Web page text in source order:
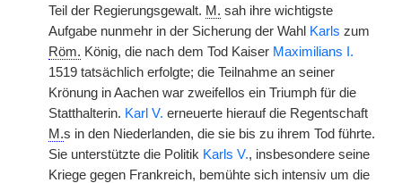
Teil der Regierungsgewalt. M. sah ihre wichtigste
Aufgabe nunmehr in der Sicherung der Wahl Karls zum
Röm. König, die nach dem Tod Kaiser Maximilians I.
1519 tatsächlich erfolgte; die Teilnahme an seiner
Krönung in Aachen war zweifellos ein Triumph für die
Statthalterin. Karl V. erneuerte hierauf die Regentschaft
M.s in den Niederlanden, die sie bis zu ihrem Tod führte.
Sie unterstützte die Politik Karls V., insbesondere seine
Kriege gegen Frankreich, bemühte sich intensiv um die